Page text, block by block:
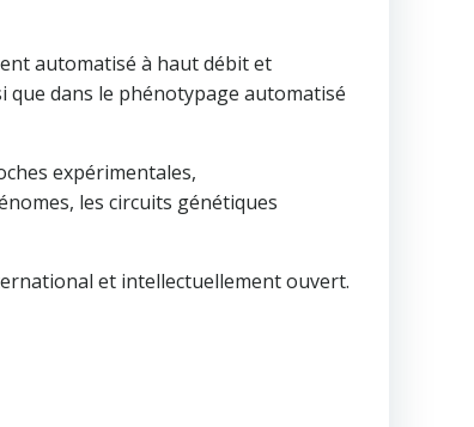
automatisé à haut débit et
dans le phénotypage automatisé
expérimentales,
les circuits génétiques
et intellectuellement ouvert.